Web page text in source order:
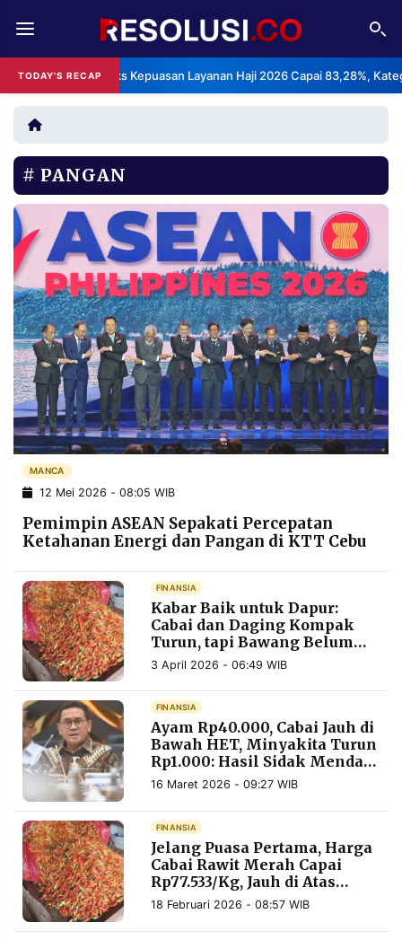
TODAY'S RECAP
Indeks Kepuasan Layanan Haji 2026 Capai 83,28%, Kategori
REDAKSI TENTANG
RESOLUSI IKLAN
RUBRIKASI
EDITORIAL AKSARA
FINANSIA PERSONA
DAERAH NASIONAL
MANCA SPORT
INFORMASI
PRIVACY
POLICY
BERITA
WARGA
INFORMASI
IKLAN
KIRIM
PENGADUAN TERM
SERVICE
IKUTI
KAMI
©
RESOLUSI
MEDIA
PRAMUDITA
©
Resolusi.co
-
2026
PANGAN
MANCA
12 Mei 2026 - 08:05 WIB
Pemimpin ASEAN Sepakati Percepatan
Ketahanan Energi dan Pangan di KTT Cebu
FINANSIA
Kabar Baik untuk Dapur:
Cabai dan Daging Kompak
Turun, tapi Bawang Belum
Ikut
3 April 2026 - 06:49 WIB
FINANSIA
Ayam Rp40.000, Cabai Jauh di
Bawah HET, Minyakita Turun
Rp1.000: Hasil Sidak Mendag
di Pasar Rawasari
16 Maret 2026 - 09:27 WIB
FINANSIA
Jelang Puasa Pertama, Harga
Cabai Rawit Merah Capai
Rp77.533/Kg, Jauh di Atas
Batas Harga Acuan
18 Februari 2026 - 08:57 WIB